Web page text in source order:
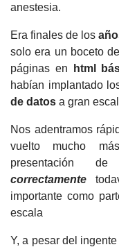
anestesia.
Era finales de los
solo era un boceto
páginas en
html
habían implantado
de datos a gran
Nos adentramos
vuelto mucho
presentación
correctamente
importante como
escala
Y, a pesar del